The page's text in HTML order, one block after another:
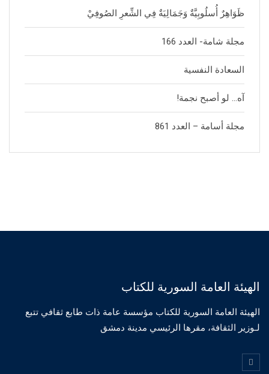
ظَوَاهِرٌ أُسلُوبِيَّةٌ وَجَمَالِيَةٌ فِي الشِّعرِ الصُوفِيْ
مجلة شامة- العدد 166
السعادة النفسية
آه… لو أصبح نجمة!
مجلة أسامة – العدد 861
الهيئة العامة السورية للكتاب
الهيئة العامة السورية للكتاب مؤسسة عامة ذات طابع ثقافي تتبع
لـوزير الثقافة، مقرها الرئيسي مدينة دمشق